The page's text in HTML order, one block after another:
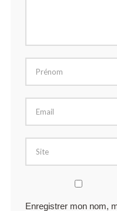
Enregistrer mon nom,